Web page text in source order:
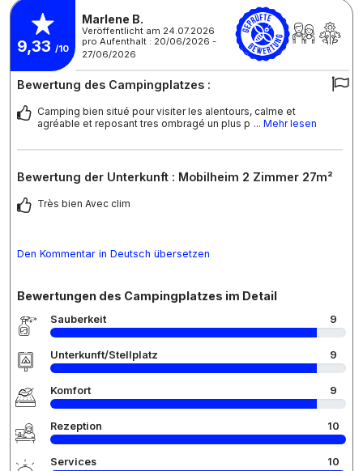
9,33 /10
Marlene B.
Veröffentlicht am 24.07.2026
pro Aufenthalt : 20/06/2026 -
27/06/2026
Bewertung des Campingplatzes :
Camping bien situé pour visiter les alentours, calme et
agréable et reposant tres ombragé un plus p ... Mehr lesen
Bewertung der Unterkunft : Mobilheim 2 Zimmer 27m²
Très bien Avec clim
Den Kommentar in Deutsch übersetzen
Bewertungen des Campingplatzes im Detail
Sauberkeit 9
Unterkunft/Stellplatz 9
Komfort 9
Rezeption 10
Services 10